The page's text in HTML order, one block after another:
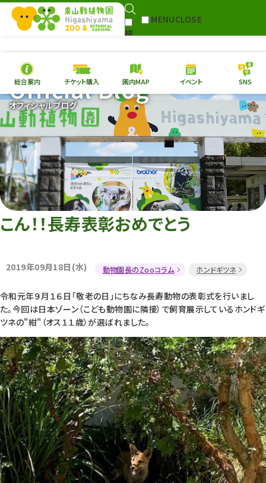
検
MENUCLOSE
本日の開園情報 チケ
園内MAP イベント
総合案内
動物園 植物園
再生プラン
東山動植物園
への支援
環境教育
Follow
総合案内 チケット購入 園内MAP イベント SNS
オフィシャルブログ
Official Blog
こん！！長寿表彰おめでとう
2019年09月18日(水) 動物園長のZooコラム ホンドギツネ
令和元年９月１６日「敬老の日」にちなみ長寿動物の表彰式を行いまし
た。今回は日本ゾーン（こども動物園に隣接）で飼育展示しているホンドギ
ツネの"紺"（オス１１歳）が選ばれました。